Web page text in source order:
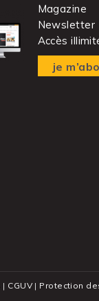
Magazine
Newsletter
Accès
je
| CGUV| Protection